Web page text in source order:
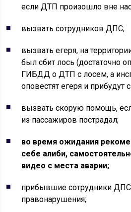
если ДТП произошло вне
вызвать сотрудников ДПС;
вызвать егеря, на
был сбит лось (достаточно
ГИБДД о ДТП с лосем, а
оповестят егеря и прибудут
вызвать скорую помощь,
из пассажиров пострадал;
во время ожидания
себе алиби,
видео с места аварии;
прибывшие сотрудники
правонарушения;